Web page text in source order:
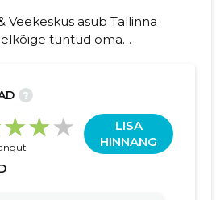
Veekeskus asub Tallinna
tuntud oma
?
LISA
HINNANG